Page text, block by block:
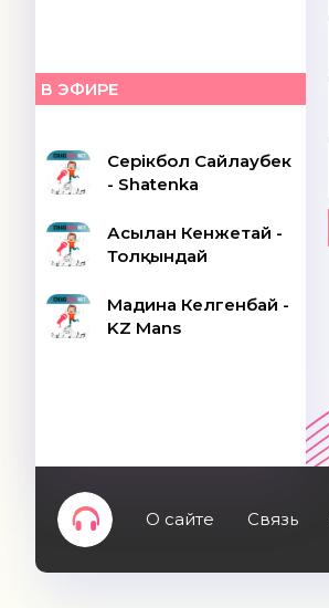
В ЭФИРЕ
Серікбол Сайлаубек
- Shatenka
Асылан Кенжетай -
Толқындай
Мадина Келгенбай -
KZ Mans
О сайте Связь